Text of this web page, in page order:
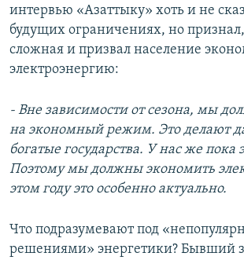
интервью «Азаттыку» хоть и не
будущих ограничениях, но
сложная и призвал население
электроэнергию:
- Вне зависимости от сезона, мы
на экономный режим. Это делают
богатые государства. У нас же пока
Поэтому мы должны экономить
этом году это особенно актуально.
Что подразумевают под
решениями» энергетики? Бывший